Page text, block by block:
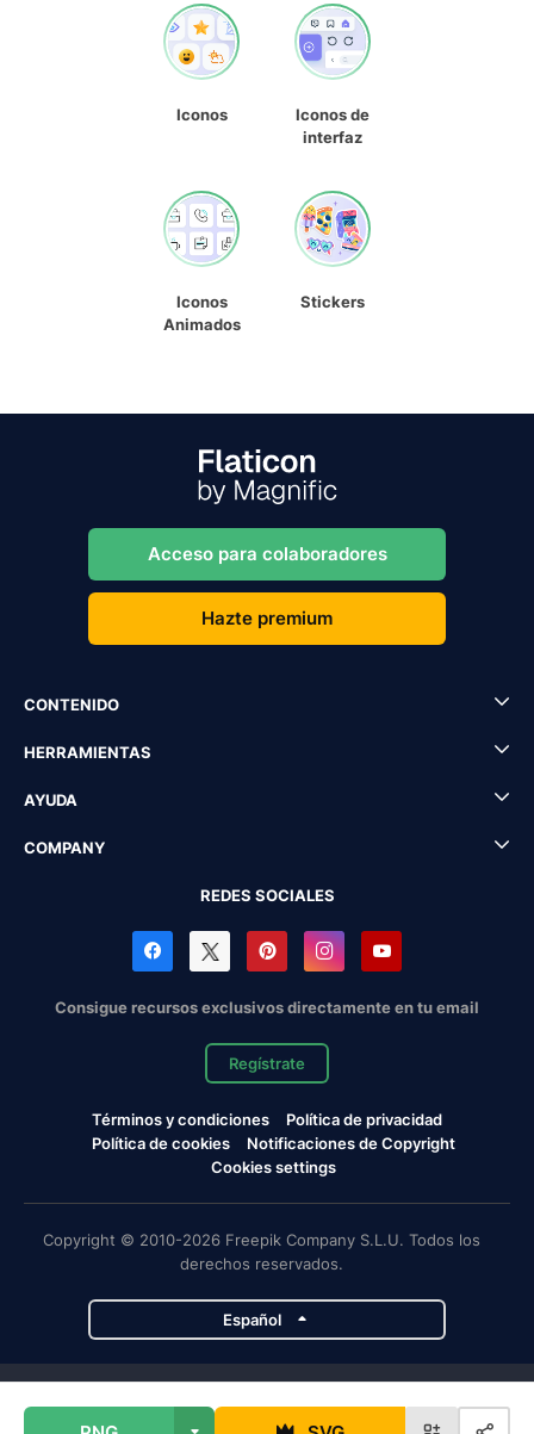
Iconos
Iconos de
interfaz
Iconos
Animados
Stickers
Acceso para colaboradores
Hazte premium
CONTENIDO
HERRAMIENTAS
AYUDA
COMPANY
REDES SOCIALES
Consigue recursos exclusivos directamente en tu email
Regístrate
Términos y condiciones
Política de privacidad
Política de cookies
Notificaciones de Copyright
Cookies settings
Copyright © 2010-2026 Freepik Company S.L.U. Todos los
derechos reservados.
Español